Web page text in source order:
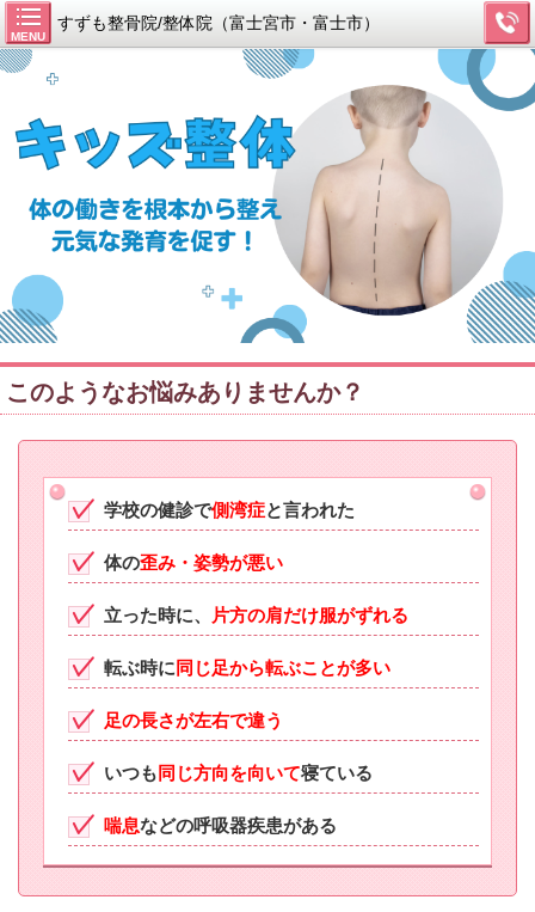
MENU
すずも整骨院/整体院（富士宮市・富士市）
このようなお悩みありませんか？
学校の健診で側湾症と言われた
体の歪み・姿勢が悪い
立った時に、 片方の肩だけ服がずれる
転ぶ時に 同じ足から転ぶことが多い
足の長さが左右で違う
いつも 同じ方向を向いて寝ている
喘息などの呼吸器疾患がある